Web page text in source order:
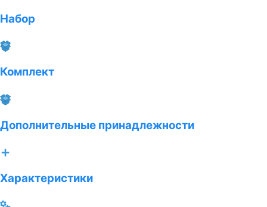
Набор
Комплект
Дополнительные принадлежности
Характеристики